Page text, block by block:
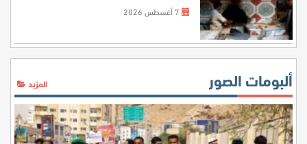
ألبومات الصور المزيد